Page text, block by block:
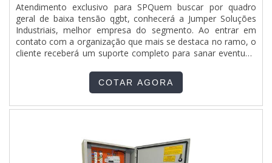
Atendimento exclusivo para SPQuem buscar por quadro
geral de baixa tensão qgbt, conhecerá a Jumper Soluções
Industriais, melhor empresa do segmento. Ao entrar em
contato com a organização que mais se destaca no ramo, o
cliente receberá um suporte completo para sanar eventuais
quadro geral de baixa tensão qgbt, com a Jumper Soluções
Industriais o cliente obterá assertividade e diversas opções
QUADRO GERAL DE BAIXA TENSÃO QGBTA Jumper
qualidade onde são realizadas as atividades e equipamentos
de última geração, tudo isso para oferecer quadro geral de
COTAR AGORA